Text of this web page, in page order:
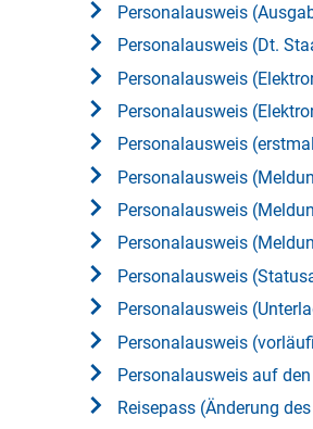
Personalausweis
Personalausweis (Dt.
Personalausweis
Personalausweis
Personalausweis
Personalausweis
Personalausweis
Personalausweis
Personalausweis
Personalausweis
Personalausweis
Personalausweis auf
Reisepass (Änderung